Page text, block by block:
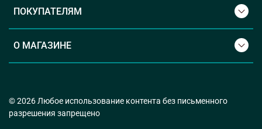
ПОКУПАТЕЛЯМ
О МАГАЗИНЕ
© 2026 Любое использование контента без письменного
разрешения запрещено